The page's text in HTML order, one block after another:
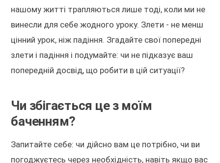
нашому житті трапляються лише тоді, коли ми не
винесли для себе жодного уроку. Злети - не менш
цінний урок, ніж падіння. Згадайте свої попередні
злети і падіння і подумайте: чи не підказує ваш
попередній досвід, що робити в цій ситуації?
Чи збігається це з моїм
баченням?
Запитайте себе: чи дійсно вам це потрібно, чи ви
погоджуєтесь через необхідність, навіть якщо вас